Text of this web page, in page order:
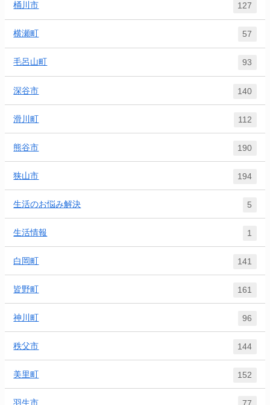
桶川市 127
横瀬町 57
毛呂山町 93
深谷市 140
滑川町 112
熊谷市 190
狭山市 194
生活のお悩み解決 5
生活情報 1
白岡町 141
皆野町 161
神川町 96
秩父市 144
美里町 152
羽生市 77